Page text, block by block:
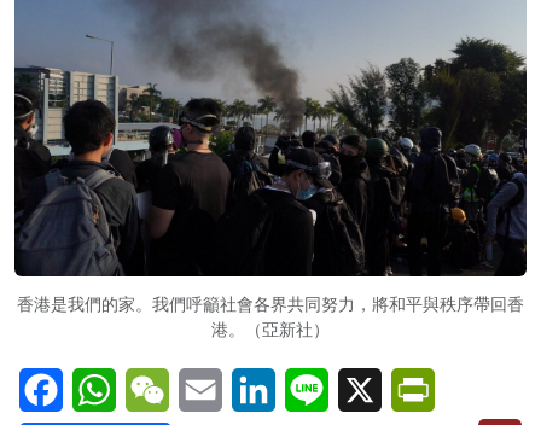
香港是我們的家。我們呼籲社會各界共同努力，將和平與秩序帶回香
港。（亞新社）
FacebookWhatsAppWeChatEmail LinkedInLine X